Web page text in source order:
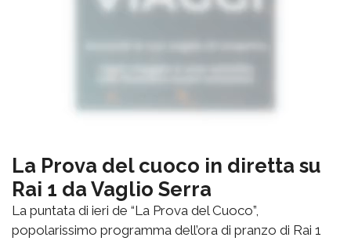
La Prova del cuoco in diretta su
Rai 1 da Vaglio Serra
La puntata di ieri de “La Prova del Cuoco”,
popolarissimo programma dell’ora di pranzo di Rai 1